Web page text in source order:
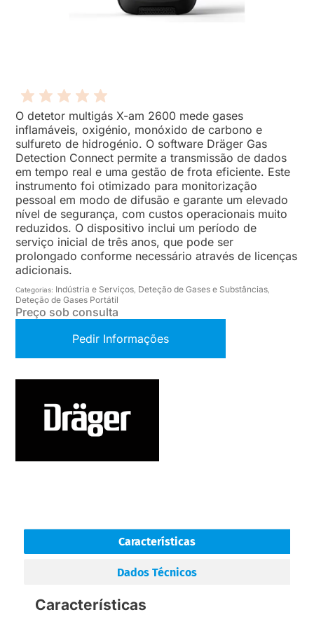
O detetor multigás X-am 2600 mede gases
inflamáveis, oxigénio, monóxido de carbono e
sulfureto de hidrogénio. O software Dräger Gas
Detection Connect permite a transmissão de dados
em tempo real e uma gestão de frota eficiente. Este
instrumento foi otimizado para monitorização
pessoal em modo de difusão e garante um elevado
nível de segurança, com custos operacionais muito
reduzidos. O dispositivo inclui um período de
serviço inicial de três anos, que pode ser
prolongado conforme necessário através de licenças
adicionais.
Categorias: Indústria e Serviços, Deteção de Gases e Substâncias,
Deteção de Gases Portátil
Preço sob consulta
Pedir Informações
Características
Dados Técnicos
Características